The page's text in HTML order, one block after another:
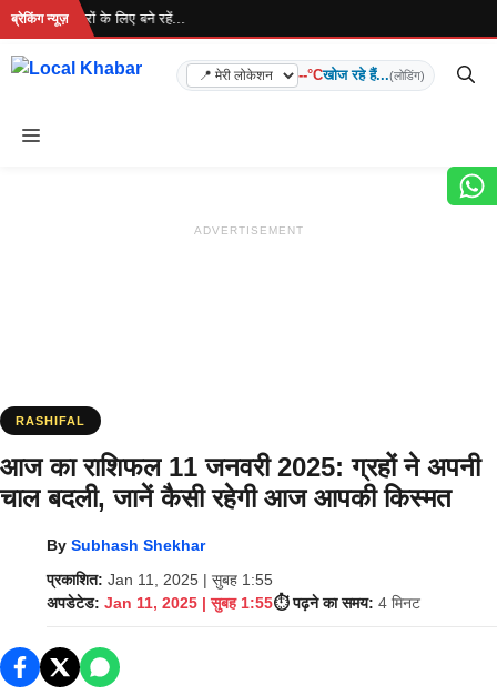
Skip
content
ब्रेकिंग न्यूज़
ताज़ा खबरों के लिए बने रहें...
--°Cखोज रहे हैं...(लोडिंग)
Menu
ADVERTISEMENT
RASHIFAL
आज का राशिफल 11 जनवरी 2025: ग्रहों ने अपनी
चाल बदली, जानें कैसी रहेगी आज आपकी किस्‍मत
By Subhash Shekhar
प्रकाशित: Jan 11, 2025 | सुबह 1:55
अपडेटेड: Jan 11, 2025 | सुबह 1:55⏱️ पढ़ने का समय: 4 मिनट